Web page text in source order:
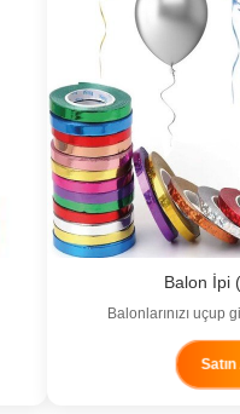
Balon İpi
Balonlarınızı uçup